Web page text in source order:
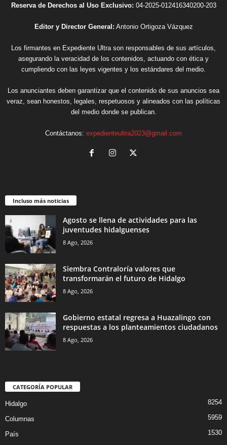
Reserva de Derechos al Uso Exclusivo: 04-2025-012416340200-203
Editor y Director General: Antonio Ortigoza Vázquez
Los firmantes en Expediente Ultra son responsables de sus artículos,
asegurando la veracidad de los contenidos, actuando con ética y
cumpliendo con las leyes vigentes y los estándares del medio.
Los anunciantes deben garantizar que el contenido de sus anuncios sea
veraz, sean honestos, legales, respetuosos y alineados con las políticas
del medio donde se publican.
Contáctanos: expedienteultra2023@gmail.com
Incluso más noticias
Agosto se llena de actividades para las
juventudes hidalguenses
8 Ago, 2026
Siembra Contraloría valores que
transformarán el futuro de Hidalgo
8 Ago, 2026
Gobierno estatal regresa a Huazalingo con
respuestas a los planteamientos ciudadanos
8 Ago, 2026
CATEGORÍA POPULAR
Hidalgo 8254
Columnas 5959
País
1530